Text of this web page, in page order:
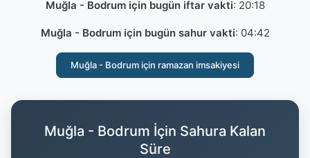
Muğla - Bodrum için bugün iftar vakti: 20:18
Muğla - Bodrum için bugün sahur vakti: 04:42
Muğla - Bodrum için ramazan imsakiyesi
Muğla - Bodrum İçin Sahura Kalan
Süre